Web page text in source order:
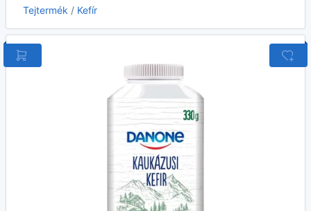
Tejtermék / Kefír